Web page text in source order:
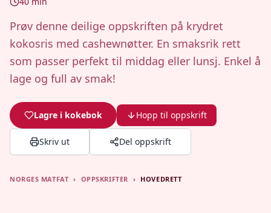
Prøv denne deilige oppskriften på krydret
kokosris med cashewnøtter. En smaksrik rett
som passer perfekt til middag eller lunsj. Enkel å
lage og full av smak!
Lagre i kokebok Hopp til oppskrift
Skriv ut Del oppskrift
NORGES MATFAT › OPPSKRIFTER › HOVEDRETT